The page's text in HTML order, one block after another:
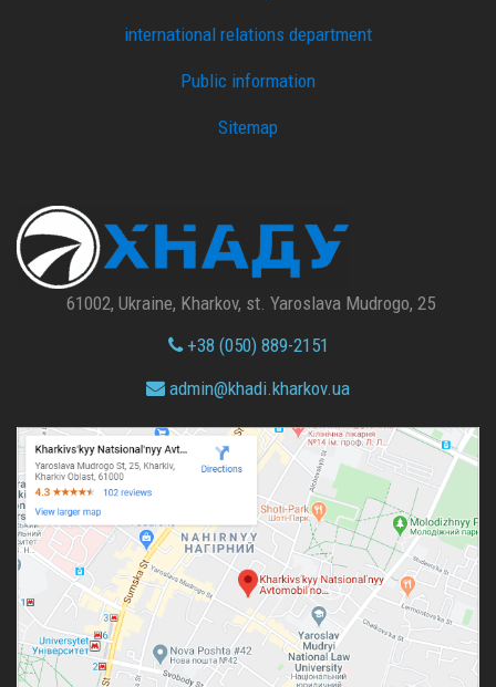
international relations department
Public information
Sitemap
61002, Ukraine, Kharkov, st. Yaroslava Mudrogo, 25
+38 (050) 889-2151
admin@khadi.kharkov.ua